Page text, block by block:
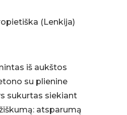
(Lenkija)
iš aukštos
su plienine
sukurtas siekiant
atsparumą